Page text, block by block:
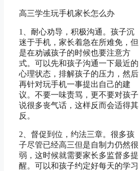
高三学生玩手机家长怎么办
1、耐心劝导，积极沟通。孩子沉
迷于手机，家长着急在所难免，但
是在劝诫孩子的时候也要注意方
式。可以先和孩子沟通一下最近的
心理状态，排解孩子的压力，然后
再针对玩手机一事提出自己的建
议。不要一味责骂，更不要对孩子
说很多丧气话，这样反而会适得其
反。
2、督促到位，约法三章。很多孩
子尽管已经高三但是自制力仍然很
弱，这时候就需要家长多监督多提
醒。可以和孩子约定好每天的学习